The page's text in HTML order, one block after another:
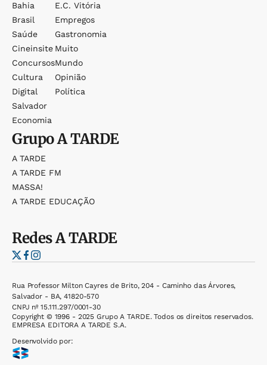
Bahia
Brasil
Saúde
Cineinsite
Concursos
Cultura
Digital
Salvador
Economia
E.c. Vitória
Empregos
Gastronomia
Muito
Mundo
Opinião
Política
GrupoA TARDE
A TARDE
A TARDE FM
MASSA!
A TARDE EDUCAÇÃO
RedesA TARDE
Rua Professor Milton Cayres de Brito, 204 - Caminho das Árvores,
Salvador - BA, 41820-570
CNPJ nº 15.111.297/0001-30
Copyright © 1996 - 2025 Grupo A TARDE. Todos os direitos reservados.
EMPRESA EDITORA A TARDE S.A.
Desenvolvido por: